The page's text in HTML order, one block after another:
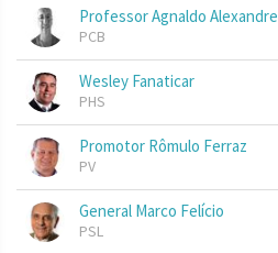
Professor Agnaldo Alexandre
PCB
Wesley Fanaticar
PHS
Promotor Rômulo Ferraz
PV
General Marco Felício
PSL